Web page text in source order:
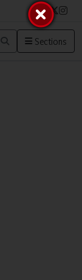
Sections